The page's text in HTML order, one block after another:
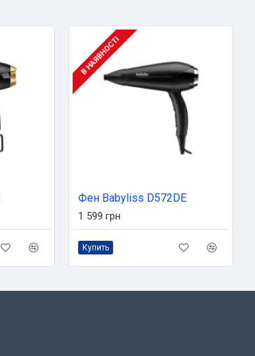
В НАЯВНОСТІ
Фен Babyliss D572DE
1 599 грн
Купить